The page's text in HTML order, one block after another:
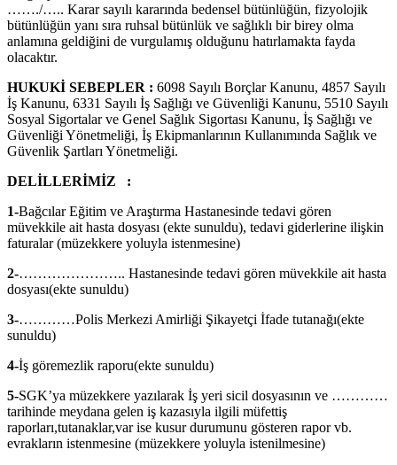
……./….. Karar sayılı kararında bedensel bütünlüğün, fizyolojik
bütünlüğün yanı sıra ruhsal bütünlük ve sağlıklı bir birey olma
anlamına geldiğini de vurgulamış olduğunu hatırlamakta fayda
olacaktır.
HUKUKİ SEBEPLER : 6098 Sayılı Borçlar Kanunu, 4857 Sayılı
İş Kanunu, 6331 Sayılı İş Sağlığı ve Güvenliği Kanunu, 5510 Sayılı
Sosyal Sigortalar ve Genel Sağlık Sigortası Kanunu, İş Sağlığı ve
Güvenliği Yönetmeliği, İş Ekipmanlarının Kullanımında Sağlık ve
Güvenlik Şartları Yönetmeliği.
DELİLLERİMİZ :
1-Bağcılar Eğitim ve Araştırma Hastanesinde tedavi gören
müvekkile ait hasta dosyası (ekte sunuldu), tedavi giderlerine ilişkin
faturalar (müzekkere yoluyla istenmesine)
2-………………….. Hastanesinde tedavi gören müvekkile ait hasta
dosyası(ekte sunuldu)
3-…………Polis Merkezi Amirliği Şikayetçi İfade tutanağı(ekte
sunuldu)
4-İş göremezlik raporu(ekte sunuldu)
5-SGK’ya müzekkere yazılarak İş yeri sicil dosyasının ve …………
tarihinde meydana gelen iş kazasıyla ilgili müfettiş
raporları,tutanaklar,var ise kusur durumunu gösteren rapor vb.
evrakların istenmesine (müzekkere yoluyla istenilmesine)